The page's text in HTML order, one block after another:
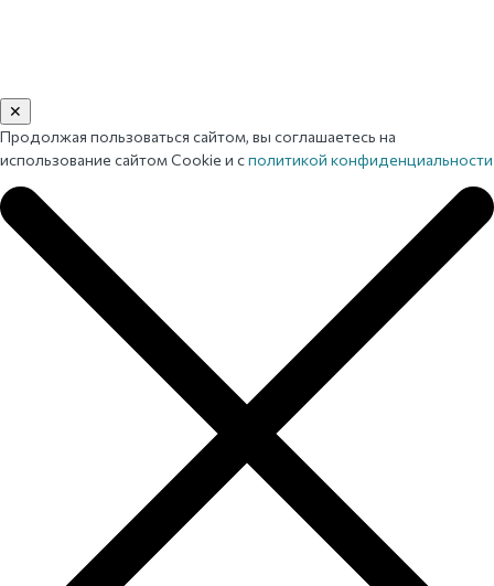
✕
Продолжая пользоваться сайтом, вы соглашаетесь на
использование сайтом Cookie и сполитикой конфиденциальности